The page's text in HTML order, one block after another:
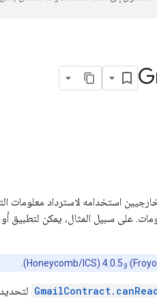
استخدامه لاسترداد معلومات
على سبيل المثال، يمكن لتطبيق